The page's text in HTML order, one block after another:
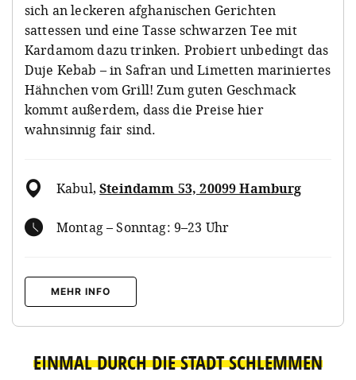
sich an leckeren afghanischen Gerichten
sattessen und eine Tasse schwarzen Tee mit
Kardamom dazu trinken. Probiert unbedingt das
Duje Kebab – in Safran und Limetten mariniertes
Hähnchen vom Grill! Zum guten Geschmack
kommt außerdem, dass die Preise hier
wahnsinnig fair sind.
Kabul,Steindamm 53, 20099 Hamburg
Montag – Sonntag: 9–23 Uhr
MEHR INFO
EINMAL DURCH DIE STADT SCHLEMMEN